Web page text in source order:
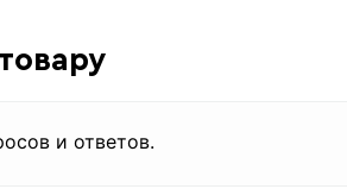
и ответов.